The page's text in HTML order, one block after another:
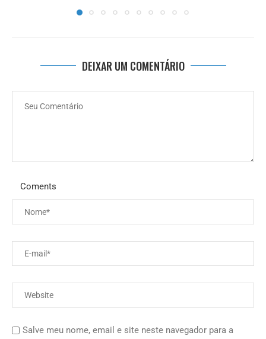
DEIXAR UM COMENTÁRIO
Coments
Salve meu nome, email e site neste navegador para a